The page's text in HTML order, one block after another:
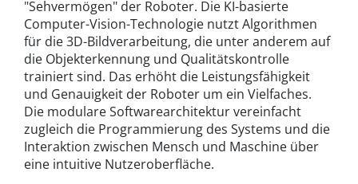
"Sehvermögen" der Roboter. Die KI-basierte
Computer-Vision-Technologie nutzt Algorithmen
für die 3D-Bildverarbeitung, die unter anderem auf
die Objekterkennung und Qualitätskontrolle
trainiert sind. Das erhöht die Leistungsfähigkeit
und Genauigkeit der Roboter um ein Vielfaches.
Die modulare Softwarearchitektur vereinfacht
zugleich die Programmierung des Systems und die
Interaktion zwischen Mensch und Maschine über
eine intuitive Nutzeroberfläche.